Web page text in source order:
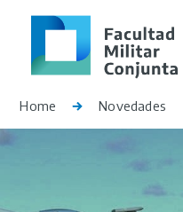
Home Novedades